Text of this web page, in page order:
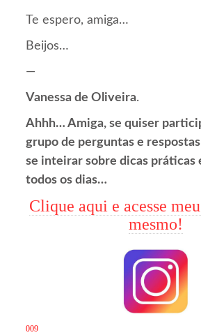
Te espero, amiga…
Beijos…
—
Vanessa de Oliveira.
Ahhh… Amiga, se quiser
grupo de perguntas e
se inteirar sobre dicas práticas
todos os dias…
Clique aqui e acesse
mesmo!
009